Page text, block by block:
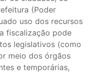
(Poder
uso dos recursos
fiscalização pode
legislativos (como
meio dos órgãos
e temporárias,